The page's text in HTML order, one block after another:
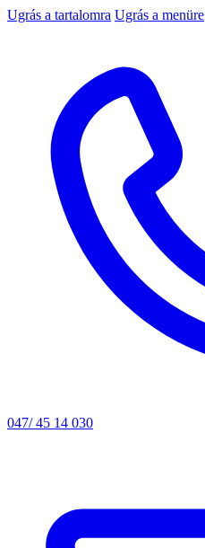
Ugrás a tartalomra Ugrás a menüre
047/ 45 14 030